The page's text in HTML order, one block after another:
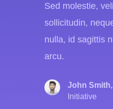
Sed molestie,
sollicitudin,
nulla, id sagittis
arcu.
John Smith,
Initiative